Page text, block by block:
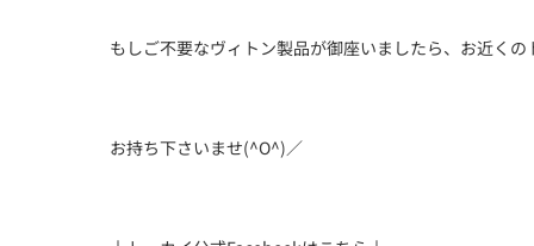
もしご不要なヴィトン製品が御座いましたら、お近くの
お持ち下さいませ(^O^)／